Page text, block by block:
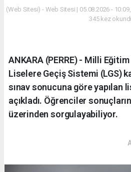
(Web Sitesi) - Web Sitesi | 05.08.2026 -
345 kez
ANKARA (PERRE) - Milli Eğitim
Liselere Geçiş Sistemi (LGS)
sınav sonucuna göre yapılan
açıkladı. Öğrenciler
üzerinden sorgulayabiliyor.